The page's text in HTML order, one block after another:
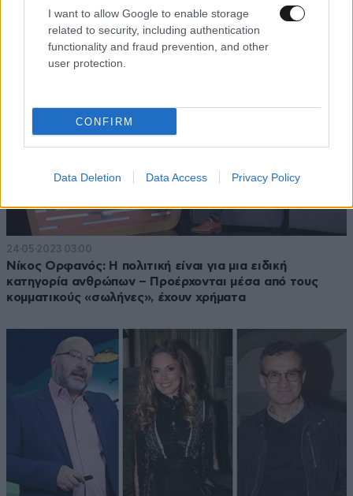
I want to allow Google to enable storage
related to security, including authentication
functionality and fraud prevention, and other
user protection.
CONFIRM
Data Deletion Data Access Privacy Policy
24·05·2023 03:00
Νίκος Ορφανός: Η πολιτική είναι για μια ειδική
κατηγορία ανθρώπων – Προέρχονται μέσα από τους
κομματικούς «σωλήνες», έχουν χρήματα